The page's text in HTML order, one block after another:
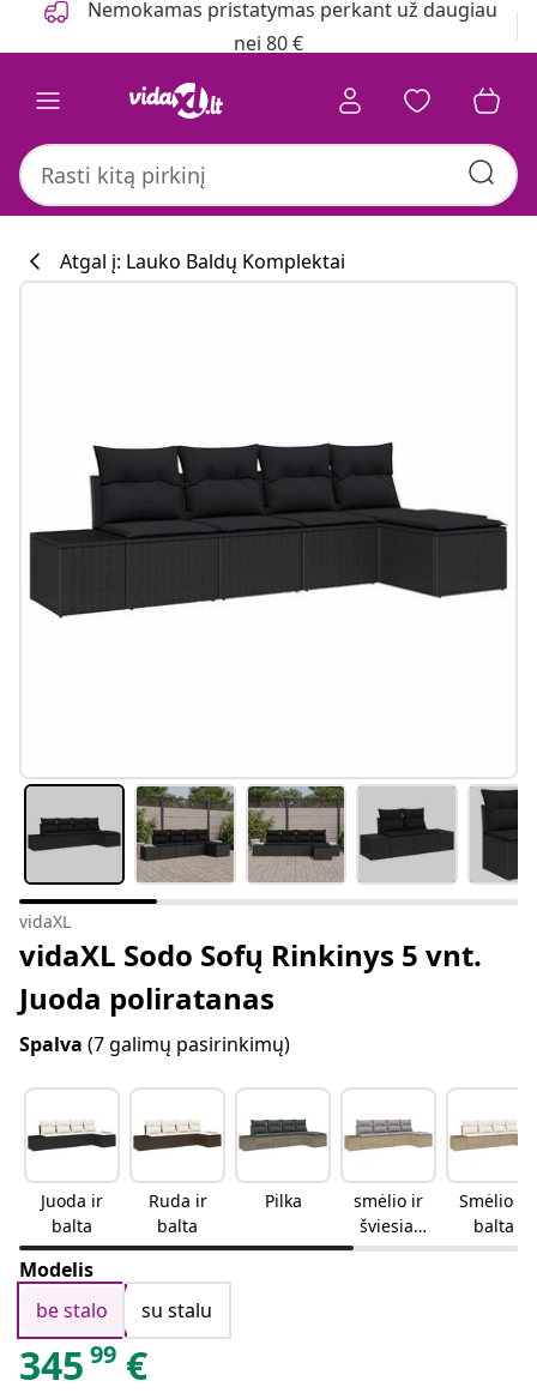
Nemokamas pristatymas perkant už daugiau
nei 80 €
Atgal į: Lauko Baldų Komplektai
vidaXL
vidaXL Sodo Sofų Rinkinys 5 vnt.
Juoda poliratanas
Spalva (7 galimų pasirinkimų)
Juoda ir
balta
Ruda ir
balta
Pilka
smėlio ir
šviesiai
pilkos
Smėlio ir
balta
Modelis
be stalo
su stalu
345 99 €